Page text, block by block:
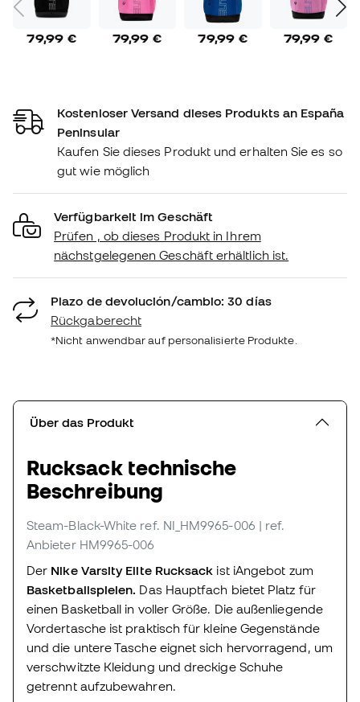
79,99 € 79,99 € 79,99 € 79,99 €
Kostenloser Versand dieses Produkts an España
Peninsular
Kaufen Sie dieses Produkt und erhalten Sie es so
gut wie möglich
Verfügbarkeit im Geschäft
Prüfen , ob dieses Produkt in Ihrem
nächstgelegenen Geschäft erhältlich ist.
Plazo de devolución/cambio: 30 días
Rückgaberecht
*Nicht anwendbar auf personalisierte Produkte.
Über das Produkt
Rucksack technische
Beschreibung
Steam-Black-White ref. NI_HM9965-006 | ref.
Anbieter HM9965-006
Der Nike Varsity Elite Rucksack ist iAngebot zum
Basketballspielen. Das Hauptfach bietet Platz für
einen Basketball in voller Größe. Die außenliegende
Vordertasche ist praktisch für kleine Gegenstände
und die untere Tasche eignet sich hervorragend, um
verschwitzte Kleidung und dreckige Schuhe
getrennt aufzubewahren.